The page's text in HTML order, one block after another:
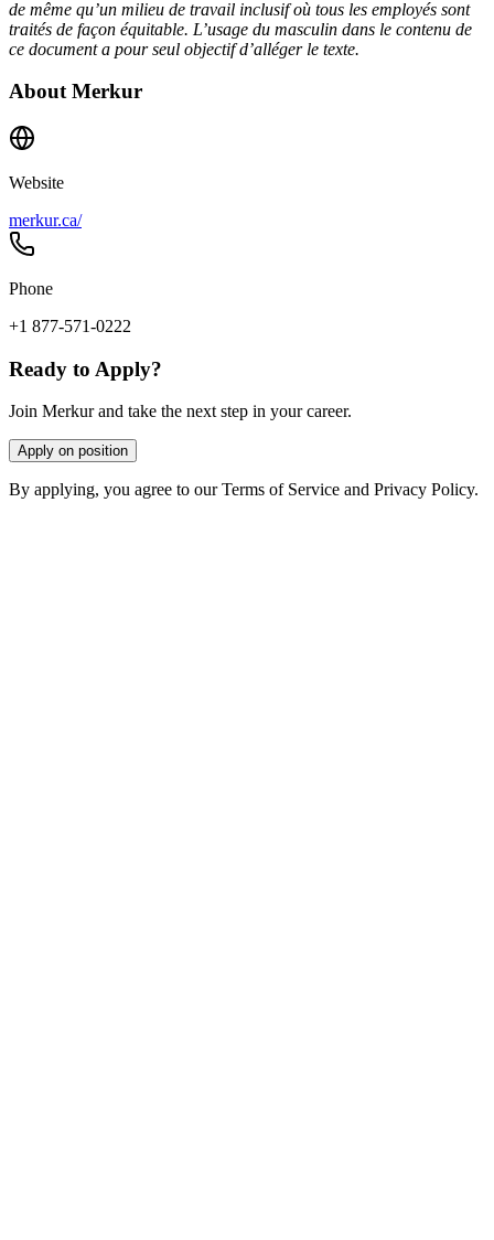
de même qu’un milieu de travail inclusif où tous les employés sont
traités de façon équitable. L’usage du masculin dans le contenu de
ce document a pour seul objectif d’alléger le texte.
About Merkur
Website
merkur.ca/
Phone
+1 877-571-0222
Ready to Apply?
Join Merkur and take the next step in your career.
Apply on position
By applying, you agree to our Terms of Service and Privacy Policy.